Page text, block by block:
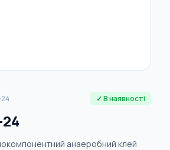
✓ В наявності
анаеробний клей